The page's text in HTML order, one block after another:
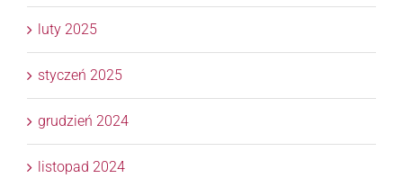
luty 2025
styczeń 2025
grudzień 2024
listopad 2024